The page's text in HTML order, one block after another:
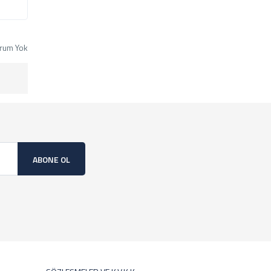
Yok
ABONE OL